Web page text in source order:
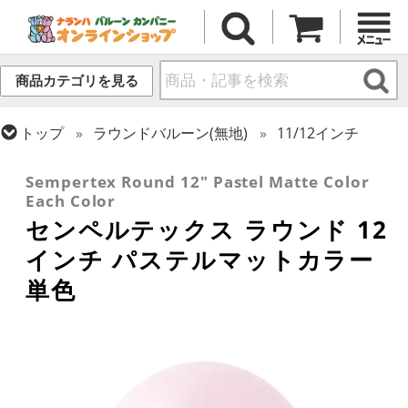
商品カテゴリを見る
トップ ラウンドバルーン(無地)
11/12インチ
Sempertex Round 12" Pastel Matte Color
Each Color
センペルテックス ラウンド 12
インチ パステルマットカラー
単色